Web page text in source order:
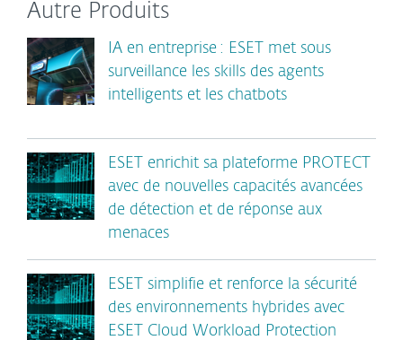
Autre Produits
IA en entreprise : ESET met sous
surveillance les skills des agents
intelligents et les chatbots
ESET enrichit sa plateforme PROTECT
avec de nouvelles capacités avancées
de détection et de réponse aux
menaces
ESET simplifie et renforce la sécurité
des environnements hybrides avec
ESET Cloud Workload Protection